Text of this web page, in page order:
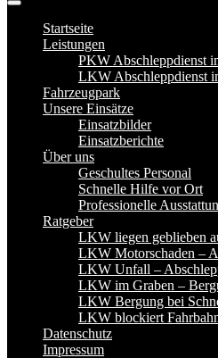
Startseite
Leistungen
PKW Abschleppdienst
LKW Abschleppdienst
Fahrzeugpark
Unsere Einsätze
Einsatzbilder
Einsatzberichte
Über uns
Geschultes Personal
Schnelle Hilfe vor Ort
Professionelle
Ratgeber
LKW liegen geblieben
LKW Motorschaden –
LKW Unfall –
LKW im Graben –
LKW Bergung bei
LKW blockiert
Datenschutz
Impressum